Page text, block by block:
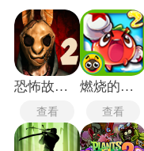
恐怖故事2萨曼莎
查看
燃烧的蔬菜2老版本
查看